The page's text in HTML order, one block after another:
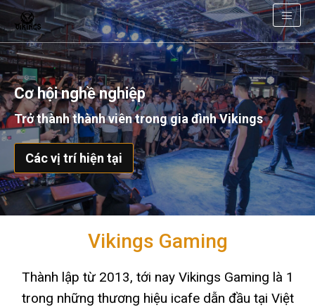
Cơ hội nghề nghiệp
Trở thành thành viên trong gia đình Vikings
Các vị trí hiện tại
Vikings Gaming
Thành lập từ 2013, tới nay Vikings Gaming là 1
trong những thương hiệu icafe dẫn đầu tại Việt